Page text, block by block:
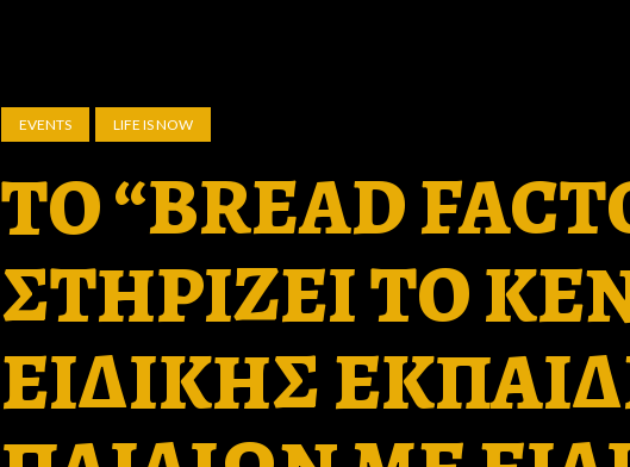
EVENTS LIFE IS NOW
ΤΟ “BREAD
ΣΤΗΡΙΖΕΙ ΤΟ
ΕΙΔΙΚΗΣ